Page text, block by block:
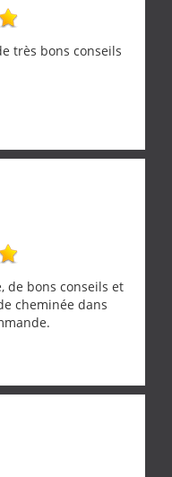
très bons conseils
de bons conseils et
cheminée dans